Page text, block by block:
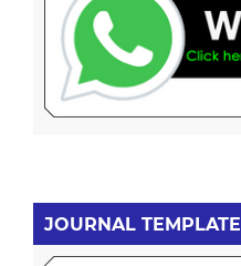
JOURNAL TEMPLATE